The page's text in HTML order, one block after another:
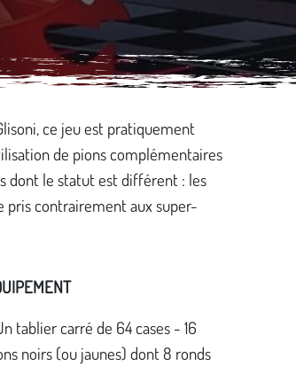
ce jeu est pratiquement
de pions complémentaires
dont le statut est différent : les
pris contrairement aux super-
tablier carré de 64 cases - 16
noirs (ou jaunes) dont 8 ronds